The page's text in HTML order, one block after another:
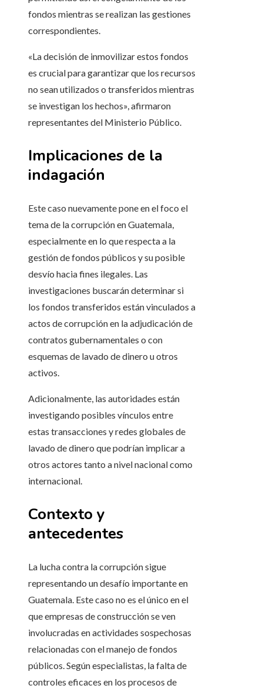
fondos mientras se realizan las gestiones
correspondientes.
«La decisión de inmovilizar estos fondos
es crucial para garantizar que los recursos
no sean utilizados o transferidos mientras
se investigan los hechos», afirmaron
representantes del Ministerio Público.
Implicaciones de la
indagación
Este caso nuevamente pone en el foco el
tema de la corrupción en Guatemala,
especialmente en lo que respecta a la
gestión de fondos públicos y su posible
desvío hacia fines ilegales. Las
investigaciones buscarán determinar si
los fondos transferidos están vinculados a
actos de corrupción en la adjudicación de
contratos gubernamentales o con
esquemas de lavado de dinero u otros
activos.
Adicionalmente, las autoridades están
investigando posibles vínculos entre
estas transacciones y redes globales de
lavado de dinero que podrían implicar a
otros actores tanto a nivel nacional como
internacional.
Contexto y
antecedentes
La lucha contra la corrupción sigue
representando un desafío importante en
Guatemala. Este caso no es el único en el
que empresas de construcción se ven
involucradas en actividades sospechosas
relacionadas con el manejo de fondos
públicos. Según especialistas, la falta de
controles eficaces en los procesos de